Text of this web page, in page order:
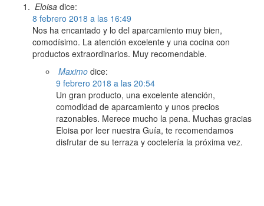
Eloisa dice:
8 febrero 2018 a las 16:49
Nos ha encantado y lo del aparcamiento muy bien,
comodísimo. La atención excelente y una cocina con
productos extraordinarios. Muy recomendable.
Maximo dice:
9 febrero 2018 a las 20:54
Un gran producto, una excelente atención,
comodidad de aparcamiento y unos precios
razonables. Merece mucho la pena. Muchas gracias
Eloisa por leer nuestra Guía, te recomendamos
disfrutar de su terraza y coctelería la próxima vez.